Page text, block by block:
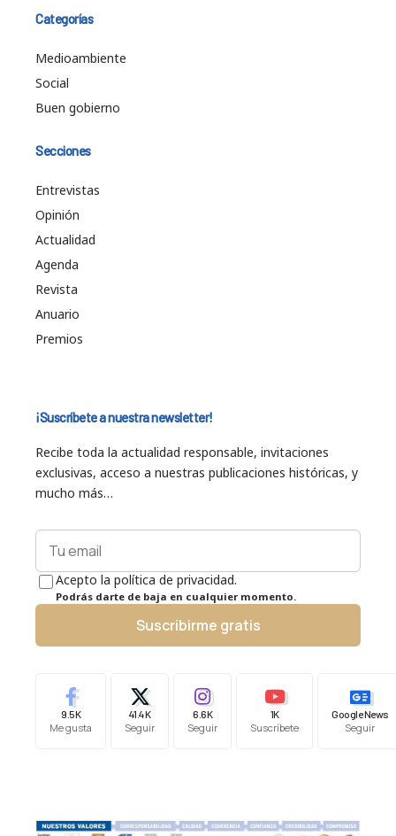
Categorías
Medioambiente
Social
Buen gobierno
Secciones
Entrevistas
Opinión
Actualidad
Agenda
Revista
Anuario
Premios
¡Suscríbete a nuestra newsletter!
Recibe toda la actualidad responsable, invitaciones
exclusivas, acceso a nuestras publicaciones históricas, y
mucho más…
Acepto la política de privacidad.
Podrás darte de baja en cualquier momento.
Suscribirme gratis
9.5K
Me gusta
41.4K
Seguir
6.6K
Seguir
1K
Suscríbete
Google News
Seguir